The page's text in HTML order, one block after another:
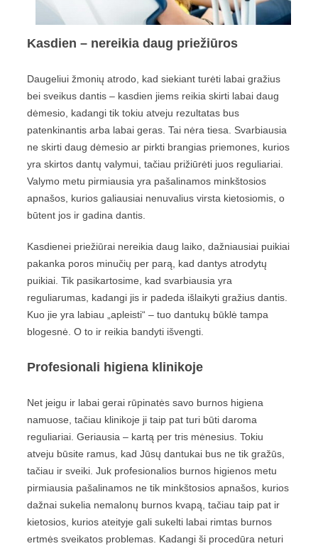
Kasdien – nereikia daug priežiūros
Daugeliui žmonių atrodo, kad siekiant turėti labai gražius
bei sveikus dantis – kasdien jiems reikia skirti labai daug
dėmesio, kadangi tik tokiu atveju rezultatas bus
patenkinantis arba labai geras. Tai nėra tiesa. Svarbiausia
ne skirti daug dėmesio ar pirkti brangias priemones, kurios
yra skirtos dantų valymui, tačiau prižiūrėti juos reguliariai.
Valymo metu pirmiausia yra pašalinamos minkštosios
apnašos, kurios galiausiai nenuvalius virsta kietosiomis, o
būtent jos ir gadina dantis.
Kasdienei priežiūrai nereikia daug laiko, dažniausiai puikiai
pakanka poros minučių per parą, kad dantys atrodytų
puikiai. Tik pasikartosime, kad svarbiausia yra
reguliarumas, kadangi jis ir padeda išlaikyti gražius dantis.
Kuo jie yra labiau „apleisti“ – tuo dantukų būklė tampa
blogesnė. O to ir reikia bandyti išvengti.
Profesionali higiena klinikoje
Net jeigu ir labai gerai rūpinatės savo burnos higiena
namuose, tačiau klinikoje ji taip pat turi būti daroma
reguliariai. Geriausia – kartą per tris mėnesius. Tokiu
atveju būsite ramus, kad Jūsų dantukai bus ne tik gražūs,
tačiau ir sveiki. Juk profesionalios burnos higienos metu
pirmiausia pašalinamos ne tik minkštosios apnašos, kurios
dažnai sukelia nemalonų burnos kvapą, tačiau taip pat ir
kietosios, kurios ateityje gali sukelti labai rimtas burnos
ertmės sveikatos problemas. Kadangi ši procedūra neturi